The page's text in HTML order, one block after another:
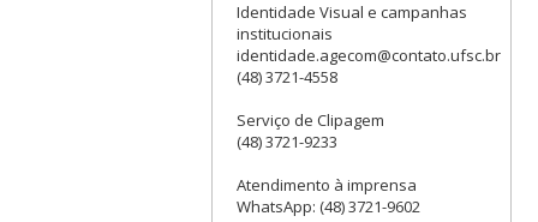
Identidade Visual e campanhas
institucionais
identidade.agecom@contato.ufsc.br
(48) 3721-4558
Serviço de Clipagem
(48) 3721-9233
Atendimento à imprensa
WhatsApp: (48) 3721-9602